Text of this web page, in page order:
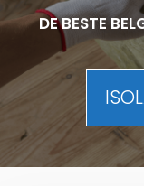
DE BESTE